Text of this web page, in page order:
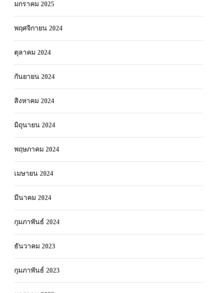
มกราคม 2025
พฤศจิกายน 2024
ตุลาคม 2024
กันยายน 2024
สิงหาคม 2024
มิถุนายน 2024
พฤษภาคม 2024
เมษายน 2024
มีนาคม 2024
กุมภาพันธ์ 2024
ธันวาคม 2023
กุมภาพันธ์ 2023